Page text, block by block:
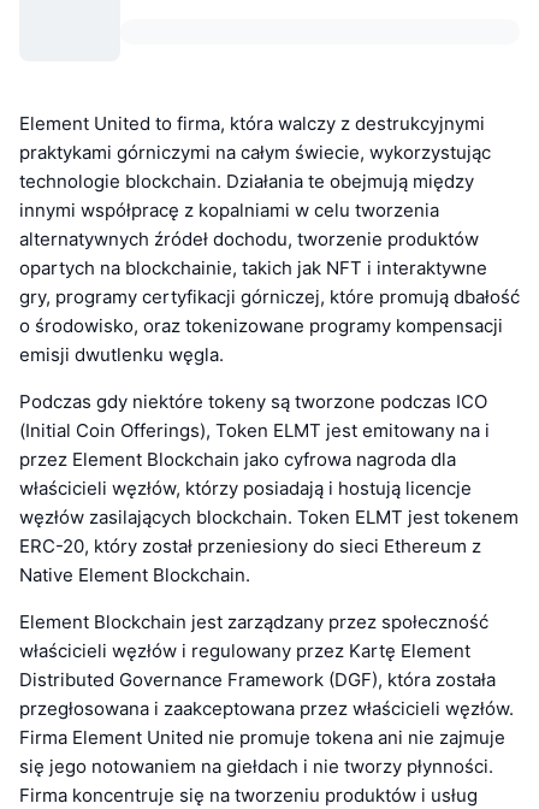
Element United to firma, która walczy z destrukcyjnymi
praktykami górniczymi na całym świecie, wykorzystując
technologie blockchain. Działania te obejmują między
innymi współpracę z kopalniami w celu tworzenia
alternatywnych źródeł dochodu, tworzenie produktów
opartych na blockchainie, takich jak NFT i interaktywne
gry, programy certyfikacji górniczej, które promują dbałość
o środowisko, oraz tokenizowane programy kompensacji
emisji dwutlenku węgla.
Podczas gdy niektóre tokeny są tworzone podczas ICO
(Initial Coin Offerings), Token ELMT jest emitowany na i
przez Element Blockchain jako cyfrowa nagroda dla
właścicieli węzłów, którzy posiadają i hostują licencje
węzłów zasilających blockchain. Token ELMT jest tokenem
ERC-20, który został przeniesiony do sieci Ethereum z
Native Element Blockchain.
Element Blockchain jest zarządzany przez społeczność
właścicieli węzłów i regulowany przez Kartę Element
Distributed Governance Framework (DGF), która została
przegłosowana i zaakceptowana przez właścicieli węzłów.
Firma Element United nie promuje tokena ani nie zajmuje
się jego notowaniem na giełdach i nie tworzy płynności.
Firma koncentruje się na tworzeniu produktów i usług